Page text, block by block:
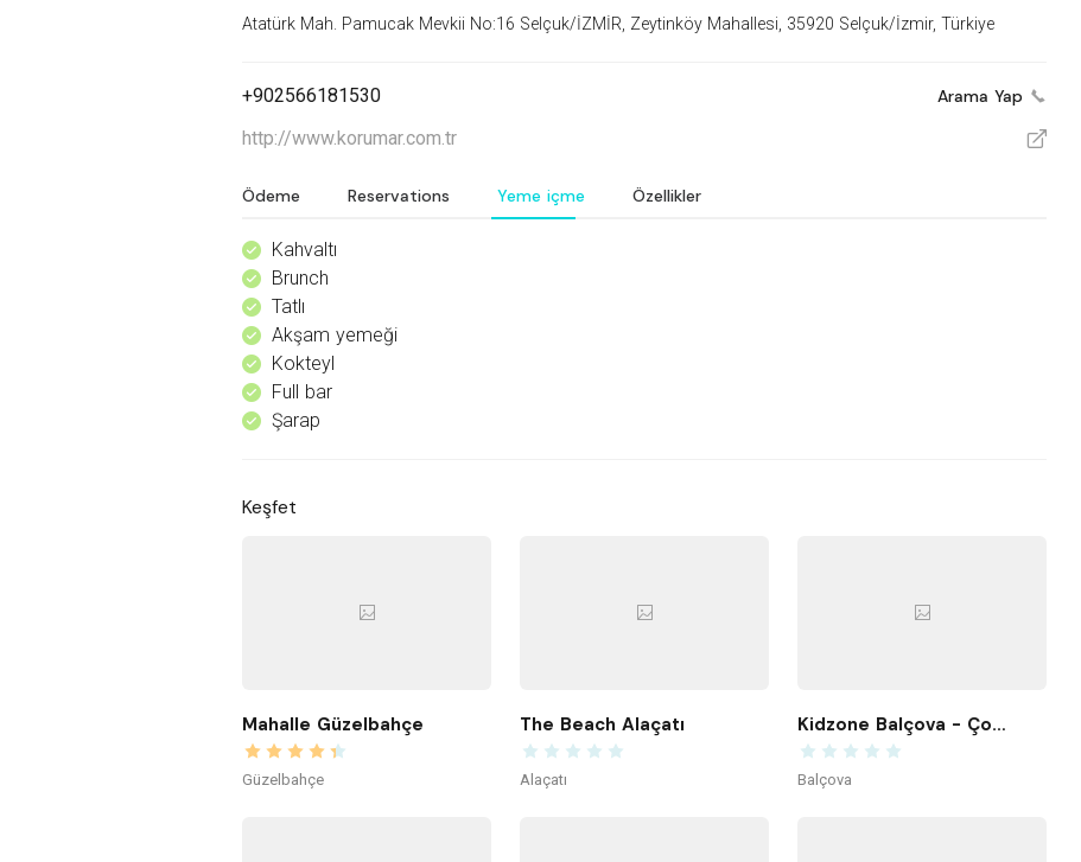
Atatürk Mah. Pamucak Mevkii No:16 Selçuk/İZMİR, Zeytinköy Mahallesi, 35920 Selçuk/İzmir, Türkiye
+902566181530 Arama Yap
http://www.korumar.com.tr V
Ödeme Reservations Yeme içme Özellikler
^ Kahvaltı
^ Brunch
^ Tatlı
^ Akşam yemeği
^ Kokteyl
^ Full bar
^ Şarap
Keşfet
Mahalle Güzelbahçe
Güzelbahçe
The Beach Alaçatı
Alaçatı
Kidzone Balçova - Çocuk Gelişim ve Aktivite Merkezi
Balçova